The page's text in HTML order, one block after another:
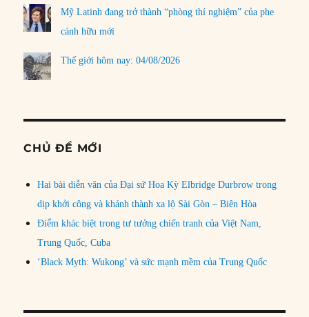
Mỹ Latinh đang trở thành “phòng thí nghiệm” của phe
cánh hữu mới
Thế giới hôm nay: 04/08/2026
CHỦ ĐỀ MỚI
Hai bài diễn văn của Đại sứ Hoa Kỳ Elbridge Durbrow trong
dịp khởi công và khánh thành xa lộ Sài Gòn – Biên Hòa
Điểm khác biệt trong tư tưởng chiến tranh của Việt Nam,
Trung Quốc, Cuba
‘Black Myth: Wukong’ và sức mạnh mềm của Trung Quốc